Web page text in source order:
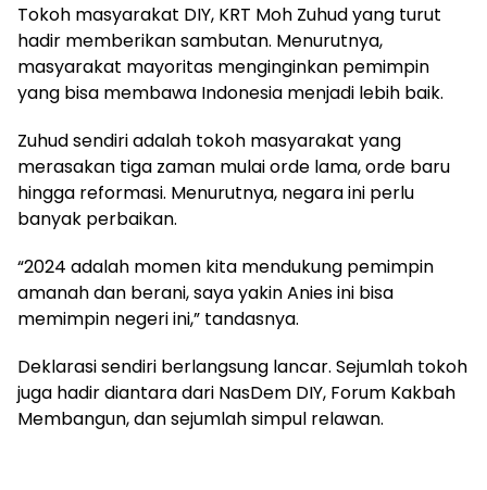
Tokoh masyarakat DIY, KRT Moh Zuhud yang turut
hadir memberikan sambutan. Menurutnya,
masyarakat mayoritas menginginkan pemimpin
yang bisa membawa Indonesia menjadi lebih baik.
Zuhud sendiri adalah tokoh masyarakat yang
merasakan tiga zaman mulai orde lama, orde baru
hingga reformasi. Menurutnya, negara ini perlu
banyak perbaikan.
“2024 adalah momen kita mendukung pemimpin
amanah dan berani, saya yakin Anies ini bisa
memimpin negeri ini,” tandasnya.
Deklarasi sendiri berlangsung lancar. Sejumlah tokoh
juga hadir diantara dari NasDem DIY, Forum Kakbah
Membangun, dan sejumlah simpul relawan.